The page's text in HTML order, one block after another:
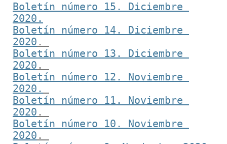
Boletín número 15. Diciembre
2020.
Boletín número 14. Diciembre
2020 .
Boletín número 13. Diciembre
2020 .
Boletín número 12. Noviembre
2020.
Boletín número 11. Noviembre
2020 .
Boletín número 10. Noviembre
2020 .